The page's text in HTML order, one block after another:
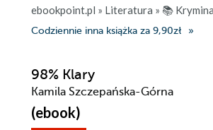
ebookpoint.pl » Literatura » 📚
Codziennie inna książka za 9,90zł
98% Klary
Kamila Szczepańska-Górna
(ebook)